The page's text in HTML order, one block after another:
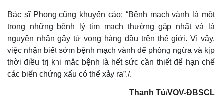
Thế giới
Quan sát
Cuộc sống đó đây
Multimedia
Video
Ảnh
Infographic
Bác sĩ Phong cũng khuyến cáo: “Bệnh mạch vành là một
trong những bệnh lý tim mạch thường gặp nhất và là
nguyên nhân gây tử vong hàng đầu trên thế giới. Vì vậy,
việc nhận biết sớm bệnh mạch vành để phòng ngừa và kịp
thời điều trị khi mắc bệnh là hết sức cần thiết để hạn chế
các biến chứng xấu có thể xảy ra”./.
Thanh Tú/VOV-ĐBSCL